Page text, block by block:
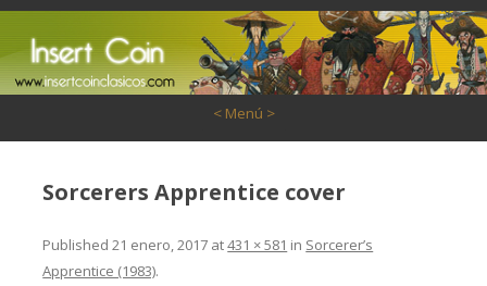
< Menú >
Sorcerers Apprentice cover
Published21 enero, 2017 at431 × 581 in Sorcerer’s
Apprentice (1983).